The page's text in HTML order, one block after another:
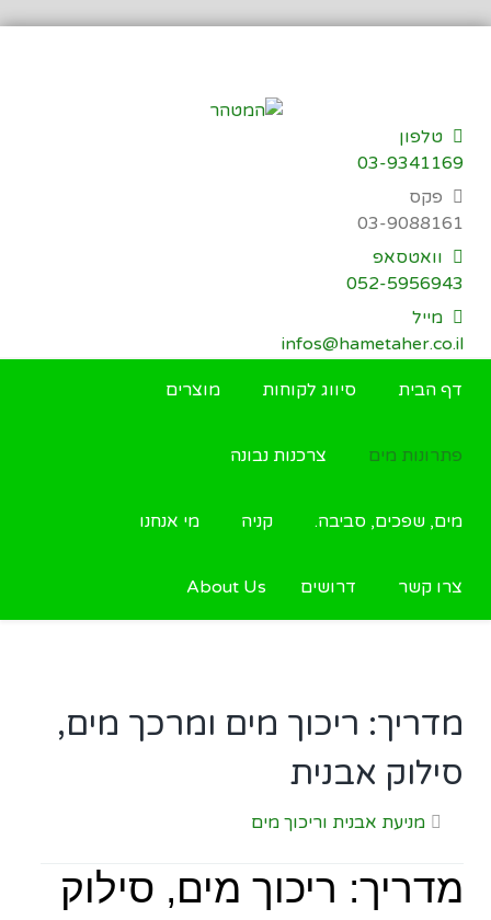
דילוג
טלפון
03-9341169
פקס
03-9088161
וואטסאפ
052-5956943
מייל
infos@hametaher.co.il
דף הבית סיווג לקוחות מוצרים
פתרונות מים צרכנות נבונה
מים, שפכים, סביבה. קניה מי אנחנו
צרו קשר דרושים About Us
מדריך: ריכוך מים ומרכך מים,
סילוק אבנית
מניעת אבנית וריכוך מים
מדריך: ריכוך מים, סילוק